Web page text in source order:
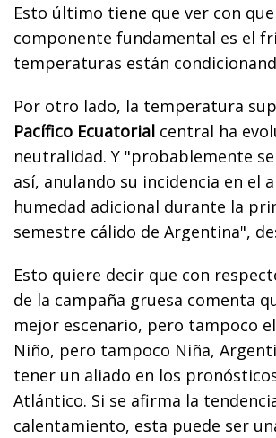
Esto último tiene que ver con
componente fundamental es el
temperaturas están
Por otro lado, la temperatura
Pacífico Ecuatorial central ha
neutralidad. Y "probablemente
así, anulando su incidencia en el
humedad adicional durante la
semestre cálido de Argentina",
Esto quiere decir que con
de la campaña gruesa comenta
mejor escenario, pero tampoco
Niño, pero tampoco Niña,
tener un aliado en los
Atlántico. Si se afirma la
calentamiento, esta puede ser